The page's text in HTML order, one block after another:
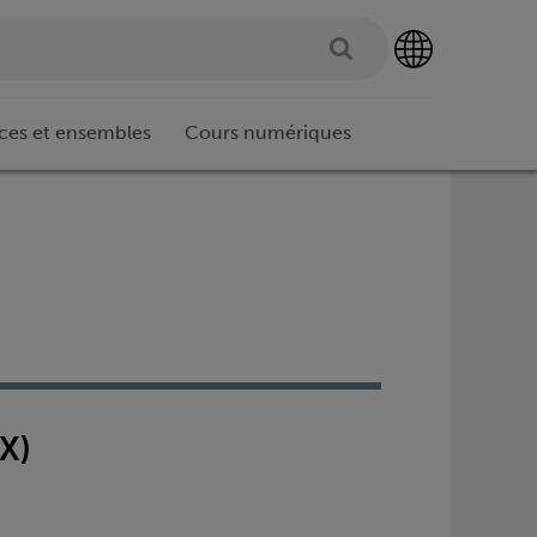
et ensembles Cours numériques